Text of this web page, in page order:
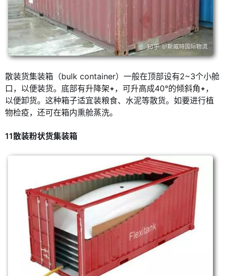
散装货集装箱（bulk container）一般在顶部设有2~3个小舱
口，以便装货。底部有升降架
，可升高成40°的倾斜角
，
以便卸货。这种箱子适宜装粮食、水泥等散货。如要进行植
物检疫，还可在箱内熏舱蒸洗。
11散装粉状货集装箱